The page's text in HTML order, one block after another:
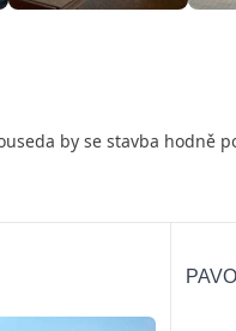
by se stavba hodně